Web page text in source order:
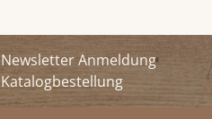
Newsletter Anmeldung
Katalogbestellung